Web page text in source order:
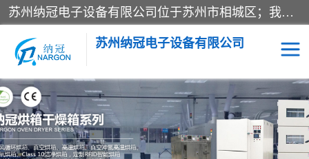
苏州纳冠电子设备有限公司位于苏州市相城区；我司依托国外先进技术结合国内用户的需求，为客户提供具有WMS功能的超低湿快速除湿电子防潮，压缩空气连续干燥柜、智能物料管理氮气储物柜、自制氮氮气柜、防潮氮气组合柜、不锈钢洁净氮气柜、洁净储物柜、石墨舟柜、亮灯导引丝网板存储柜、PCB柔性板气密干燥柜等
苏州纳冠电子设备有限公司
电子防潮箱 氮气柜
智能料架 干燥箱